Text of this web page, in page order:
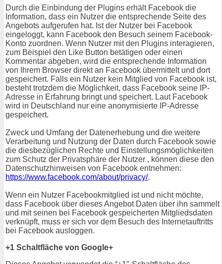
Durch die Einbindung der Plugins erhält Facebook die
Information, dass ein Nutzer die entsprechende Seite des
Angebots aufgerufen hat. Ist der Nutzer bei Facebook
eingeloggt, kann Facebook den Besuch seinem Facebook-
Konto zuordnen. Wenn Nutzer mit den Plugins interagieren,
zum Beispiel den Like Button betätigen oder einen
Kommentar abgeben, wird die entsprechende Information
von Ihrem Browser direkt an Facebook übermittelt und dort
gespeichert. Falls ein Nutzer kein Mitglied von Facebook ist,
besteht trotzdem die Möglichkeit, dass Facebook seine IP-
Adresse in Erfahrung bringt und speichert. Laut Facebook
wird in Deutschland nur eine anonymisierte IP-Adresse
gespeichert.
Zweck und Umfang der Datenerhebung und die weitere
Verarbeitung und Nutzung der Daten durch Facebook sowie
die diesbezüglichen Rechte und Einstellungsmöglichkeiten
zum Schutz der Privatsphäre der Nutzer , können diese den
Datenschutzhinweisen von Facebook entnehmen:
https://www.facebook.com/about/privacy/.
Wenn ein Nutzer Facebookmitglied ist und nicht möchte,
dass Facebook über dieses Angebot Daten über ihn sammelt
und mit seinen bei Facebook gespeicherten Mitgliedsdaten
verknüpft, muss er sich vor dem Besuch des Internetauftritts
bei Facebook ausloggen.
+1 Schaltfläche von Google+